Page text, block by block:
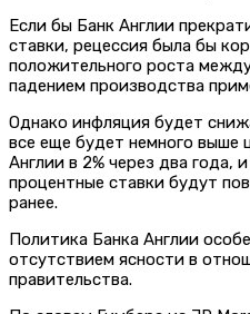
Если бы Банк Англии
ставки, рецессия была бы
положительного роста
падением производства
Однако инфляция будет
все еще будет немного выше
Англии в 2% через два года,
процентные ставки будут
ранее.
Политика Банка Англии
отсутствием ясности в
правительства.